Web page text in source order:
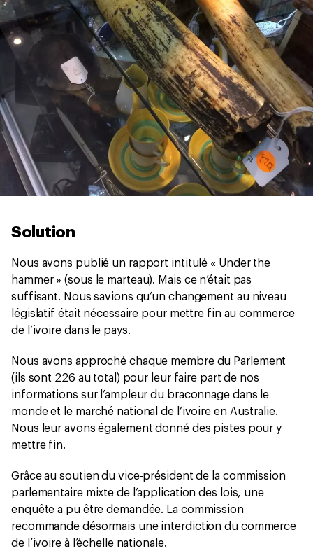
Solution
Nous avons publié un rapport intitulé « Under the
hammer » (sous le marteau). Mais ce n’était pas
suffisant. Nous savions qu’un changement au niveau
législatif était nécessaire pour mettre fin au commerce
de l’ivoire dans le pays.
Nous avons approché chaque membre du Parlement
(ils sont 226 au total) pour leur faire part de nos
informations sur l’ampleur du braconnage dans le
monde et le marché national de l’ivoire en Australie.
Nous leur avons également donné des pistes pour y
mettre fin.
Grâce au soutien du vice-président de la commission
parlementaire mixte de l’application des lois, une
enquête a pu être demandée. La commission
recommande désormais une interdiction du commerce
de l’ivoire à l’échelle nationale.